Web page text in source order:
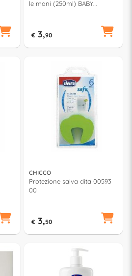
le mani (250ml) BABY
€ 3,90
CHICCO
Protezione salva dita 00593
00
€ 3,50